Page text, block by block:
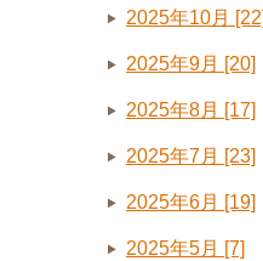
2025年10月 [22]
2025年9月 [20]
2025年8月 [17]
2025年7月 [23]
2025年6月 [19]
2025年5月 [7]